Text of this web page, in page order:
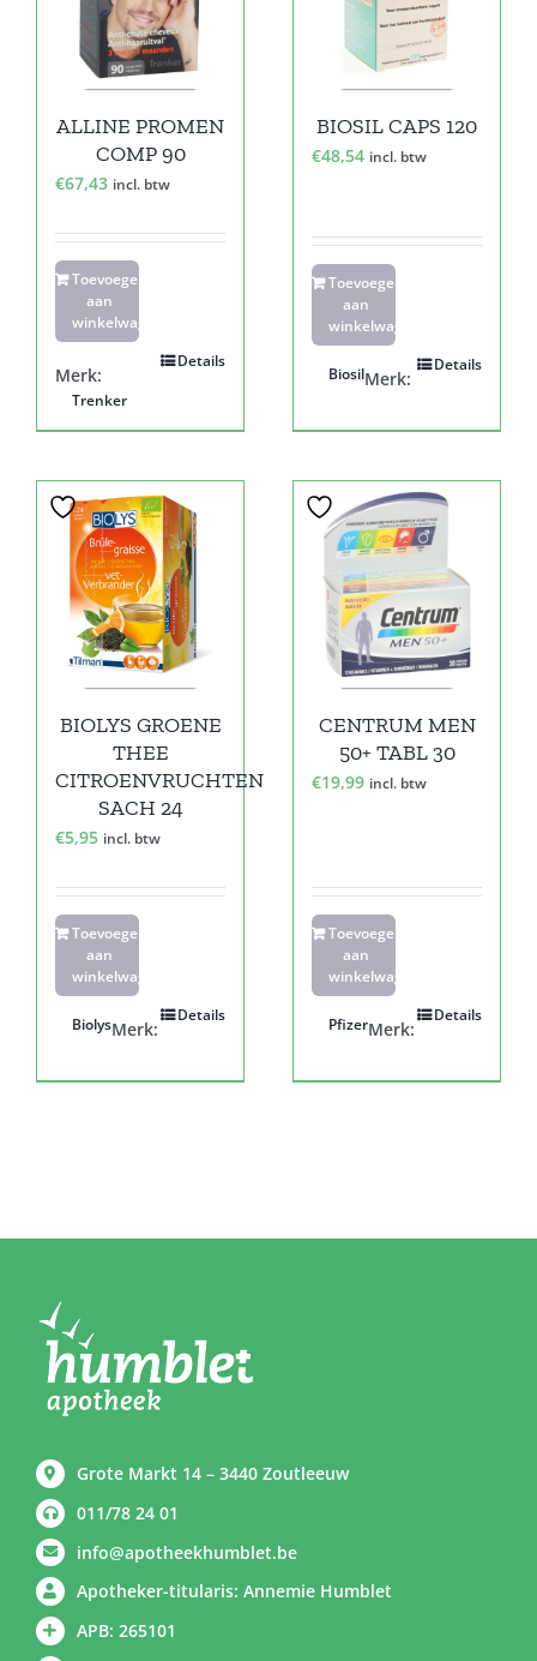
ALLINE PROMEN
COMP 90
€67,43 incl. btw
Toevoegen
aan
winkelwagen
Details
Merk:
Trenker
BIOSIL CAPS 120
€48,54 incl. btw
Toevoegen
aan
winkelwagen
Details
Merk:
Biosil
BIOLYS GROENE
THEE
CITROENVRUCHTEN
SACH 24
€5,95 incl. btw
Toevoegen
aan
winkelwagen
Details
Merk:
Biolys
CENTRUM MEN
50+ TABL 30
€19,99 incl. btw
Toevoegen
aan
winkelwagen
Details
Merk:
Pfizer
Grote Markt 14 – 3440 Zoutleeuw
011/78 24 01
info@apotheekhumblet.be
Apotheker-titularis: Annemie Humblet
APB: 265101